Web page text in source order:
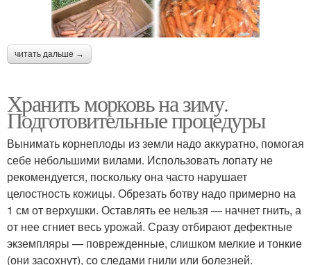
читать дальше →
Хранить морковь на зиму.
Подготовительные процедуры
Вынимать корнеплоды из земли надо аккуратно, помогая
себе небольшими вилами. Использовать лопату не
рекомендуется, поскольку она часто нарушает
целостность кожицы. Обрезать ботву надо примерно на
1 см от верхушки. Оставлять ее нельзя — начнет гнить, а
от нее сгниет весь урожай. Сразу отбирают дефектные
экземпляры — поврежденные, слишком мелкие и тонкие
(они засохнут), со следами гнили или болезней.